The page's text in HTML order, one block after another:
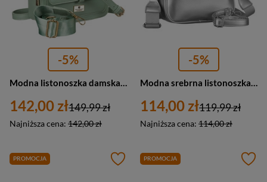
-5%
Modna listonoszka damska w zielonym kolorze wykonana ze skóry ekologicznej - Peterson
142,00 zł
Najniższa cena: 142,00 zł
149,99 zł
-5%
Modna srebrna listonoszka damska z szerokim i wąskim paskiem komplecie Peterson
114,00 zł
Najniższa cena: 114,00 zł
119,99 zł
PROMOCJA PROMOCJA